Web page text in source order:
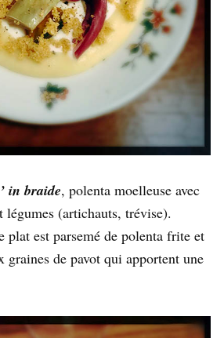
in braide, polenta moelleuse avec
légumes (artichauts, trévise).
plat est parsemé de polenta frite et
graines de pavot qui apportent une